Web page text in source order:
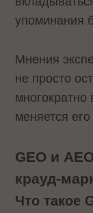
упоминания
Мнения
не просто
многократно
меняется
GEO и
крауд-
Что такое